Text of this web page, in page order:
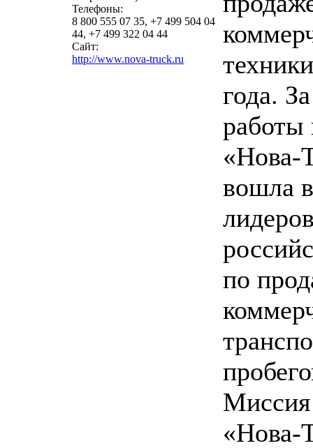
Телефоны:
8 800 555 07 35, +7 499 504 04
44, +7 499 322 04 44
Сайт:
http://www.nova-truck.ru
года.
работы
«Нова-
вошла
по
«Нова-